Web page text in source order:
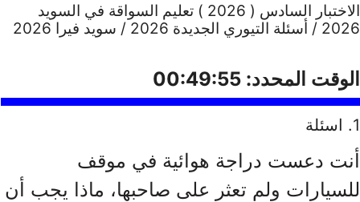
الاختبار السادس ( 2026 ) تعليم السواقة في السويد
2026 / أسئلة التيوري الجديدة 2026 / سويد فيرا 2026
الوقت المحدد: 00:49:54
1. اسئلة
أنت دعست دراجة هوائية في موقف
للسيارات ولم تعثر على صاحبها، ماذا يجب أن